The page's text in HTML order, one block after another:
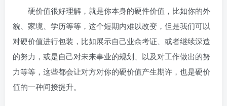
硬价值很好理解，就是你本身的硬件价值，比如你的外
貌、家境、学历等等，这个短期内难以改变，但是我们可以
对硬价值进行包装，比如展示自己业余考证、或者继续深造
的努力，或是自己对未来事业的规划、以及对工作做出的努
力等等，这些都会让对方对你的硬价值产生期许，也是硬价
值的一种间接提升。